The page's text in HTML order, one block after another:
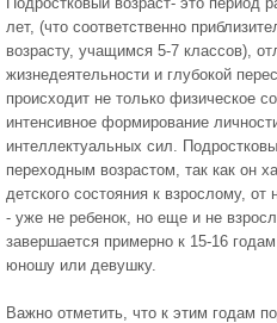
лет, (что соответственно
возрасту, учащимся 5-7 классов),
жизнедеятельности и глубокой
происходит не только физическое
интенсивное формирование
интеллектуальных сил.
переходным возрастом, так как он
детского состояния к взрослому, от
- уже не ребенок, но еще и не
завершается примерно к 15-16
юношу или девушку.
Важно отметить, что к этим годам